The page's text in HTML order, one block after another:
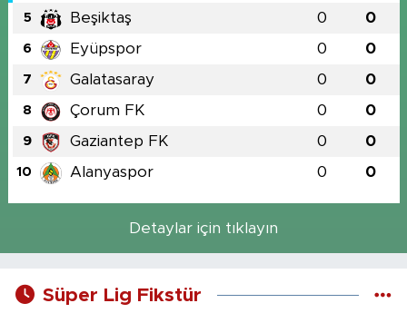
5 Beşiktaş 0 0
6 Eyüpspor 0 0
7 Galatasaray 0 0
8 Çorum FK 0 0
9 Gaziantep FK 0 0
10 Alanyaspor 0 0
Detaylar için tıklayın
Süper Lig Fikstür